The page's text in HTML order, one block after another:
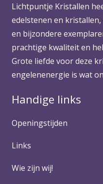
Lichtpuntje Kristallen
edelstenen en
en bijzondere
prachtige kwaliteit en
Grote liefde voor deze
engelenenergie is wat
Handige links
Openingstijden
Links
Wie zijn wij!